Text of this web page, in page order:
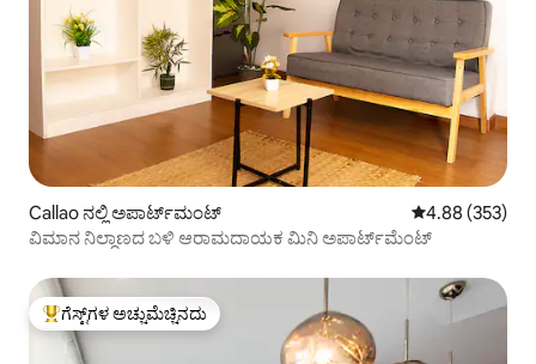
Callao ನಲ್ಲಿ ಅಪಾರ್ಟ್‌ಮಂಟ್ 5 ರಲ್ಲಿ 4.88
4.88 (353)
ವಿಮಾನ ನಿಲ್ದಾಣದ ಬಳಿ ಆರಾಮದಾಯಕ ಮಿನಿ ಅಪಾರ್ಟ್‌ಮೆಂಟ್
ಗೆಸ್ಟ್‌ಗಳಿಗೆ ಅತಿ ಹೆಚ್ಚು ಅಚ್ಚುಮೆಚ್ಚಿನದು
ಗೆಸ್ಟ್‌ಗಳ ಅಚ್ಚುಮೆಚ್ಚಿನದು